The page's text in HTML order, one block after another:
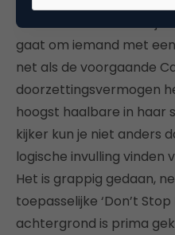
Wat de commercial
gaat om iemand met
net als de voorgaande
doorzettingsvermogen
hoogst haalbare in haar
kijker kun je niet anders
logische invulling
Het is grappig gedaan,
toepasselijke ‘Don’t
achtergrond is prima